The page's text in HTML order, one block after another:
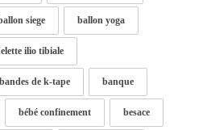
siege ballon yoga
ilio tibiale
bandes de k-tape banque
bébé confinement besace